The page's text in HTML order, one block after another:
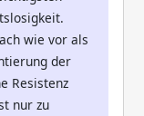
wie vor als
der
Resistenz
nur zu